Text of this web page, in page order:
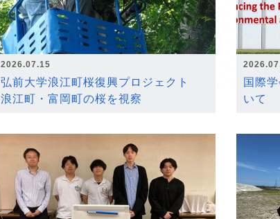
2026.07.15
弘前大学浪江町桜復興プロジェクト
浪江町・富岡町の桜を視察
国際
いて